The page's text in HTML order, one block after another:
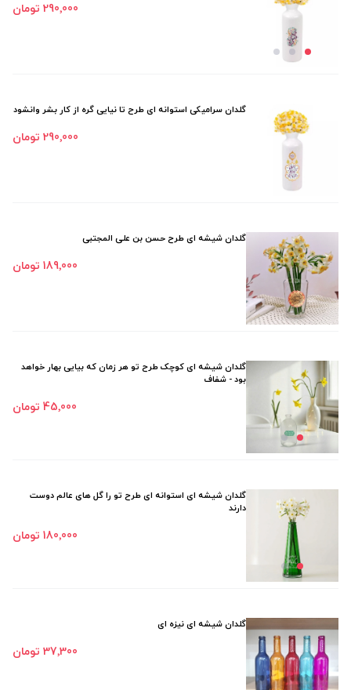
290٬000 تومان
گلدان سرامیکی استوانه ای طرح تا نیایی گره از کار بشر وانشود
290٬000 تومان
گلدان شیشه ای طرح حسن بن علی المجتبی
189٬000 تومان
گلدان شیشه ای کوچک طرح تو هر زمان که بیایی بهار خواهد
بود - شفاف
45٬000 تومان
گلدان شیشه ای استوانه ای طرح تو را گل های عالم دوست
دارند
180٬000 تومان
گلدان شیشه ای نیزه ای
37٬300 تومان